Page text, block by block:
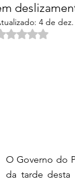
4 de
Avaliado com
O Governo do
da tarde desta